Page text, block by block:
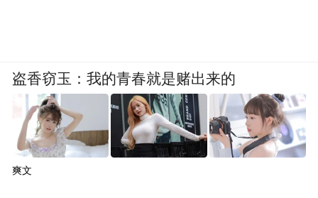
盗香窃玉：我的青春就是赌出来的
爽文